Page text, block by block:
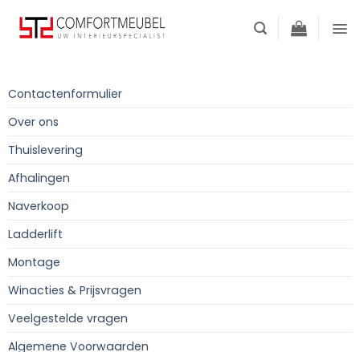
content
Contactenformulier
Over ons
Thuislevering
Afhalingen
Naverkoop
Ladderlift
Montage
Winacties & Prijsvragen
Veelgestelde vragen
Algemene Voorwaarden